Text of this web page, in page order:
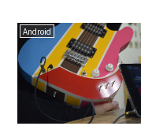
Android